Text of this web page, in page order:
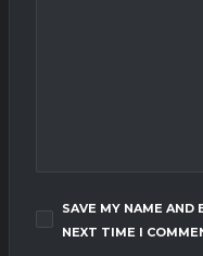
SAVE MY NAME AND
NEXT TIME I